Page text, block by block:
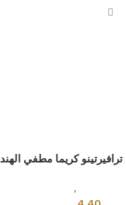
ترافيرتينو كريما مطفي الهند
,